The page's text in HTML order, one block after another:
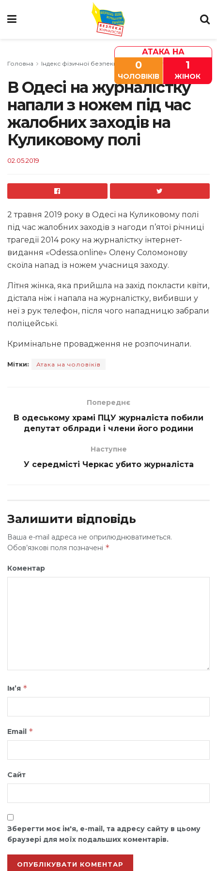
Головна Індекс фізичної безпеки Одеська область
В Одесі на журналістку
напали з ножем під час
жалобних заходів на
Куликовому полі
02.05.2019
АТАКА НА
0
ЧОЛОВІКІВ
1
ЖІНОК
2 травня 2019 року в Одесі на Куликовому полі
під час жалобних заходів з нагоди п’ятої річниці
трагедії 2014 року на журналістку інтернет-
видання «Odessa.online» Олену Соломонову
скоїла напад із ножем учасниця заходу.
Літня жінка, яка прийшла на захід покласти квіти,
дістала ніж і напала на журналістку, вибивши у
неї з рук телефон, після чого нападницю забрали
поліцейські.
Кримінальне провадження не розпочинали.
Мітки: Атака на чоловіків
Попереднє
В одеському храмі ПЦУ журналіста побили
депутат облради і члени його родини
Наступне
У середмісті Черкас убито журналіста
Залишити відповідь
Ваша e-mail адреса не оприлюднюватиметься.
Обов’язкові поля позначені *
Коментар
Ім’я *
Email *
Сайт
Зберегти моє ім'я, e-mail, та адресу сайту в цьому
браузері для моїх подальших коментарів.